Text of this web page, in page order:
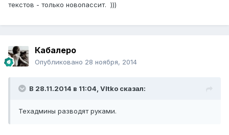
текстов - только новопассит. )))
Кабалеро
Опубликовано 28 ноября, 2014
В 28.11.2014 в 11:04, VItko сказал:
Техадмины разводят руками.